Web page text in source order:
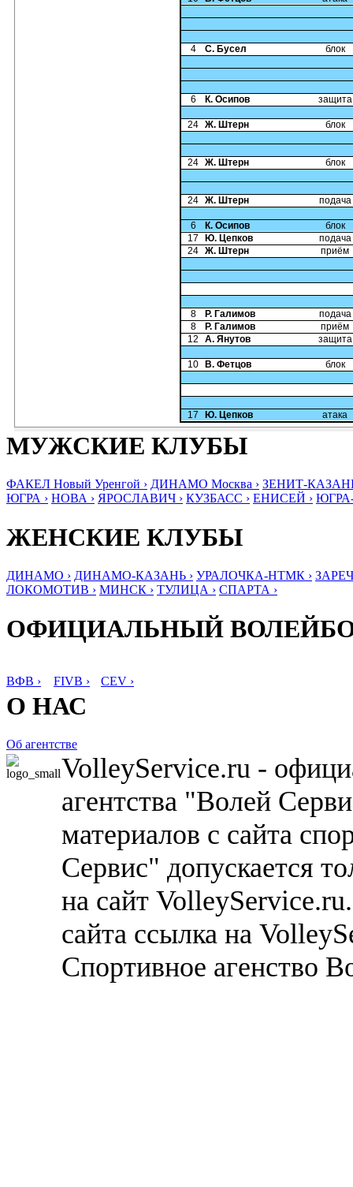
4 С. Бусел блок
6 К. Осипов защита
24 Ж. Штерн блок
24 Ж. Штерн блок
24 Ж. Штерн подача
6 К. Осипов
блок
17
Ю. Цепков
подача
24 Ж. Штерн приём
8 Р. Галимов
подача
8
Р. Галимов
приём
12
А. Янутов защита
10 В. Фетцов блок
17 Ю. Цепков атака
МУЖСКИЕ КЛУБЫ
ФАКЕЛ Новый Уренгой › ДИНАМО Москва › ЗЕНИТ-
ЮГРА › НОВА › ЯРОСЛАВИЧ › КУЗБАСС › ЕНИСЕЙ ›
ЖЕНСКИЕ КЛУБЫ
ДИНАМО › ДИНАМО-КАЗАНЬ › УРАЛОЧКА-НТМК ›
ЛОКОМОТИВ › МИНСК › ТУЛИЦА › СПАРТА ›
ОФИЦИАЛЬНЫЙ
ВФВ › FIVB › CEV ›
О НАС
Об агентстве
VolleyService.ru -
агентства "Волей
материалов с сайта
Сервис" допускается
на сайт
сайта ссылка на
Спортивное агенство